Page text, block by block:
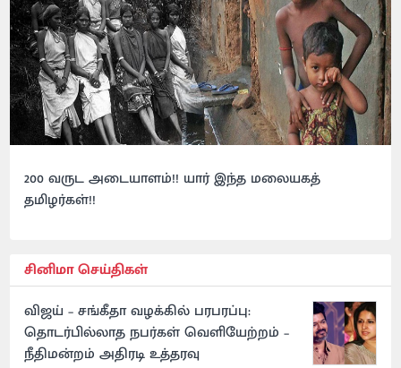
200 வருட அடையாளம்!! யார் இந்த மலையகத்
தமிழர்கள்!!
சினிமா செய்திகள்
விஜய் – சங்கீதா வழக்கில் பரபரப்பு:
தொடர்பில்லாத நபர்கள் வெளியேற்றம் –
நீதிமன்றம் அதிரடி உத்தரவு